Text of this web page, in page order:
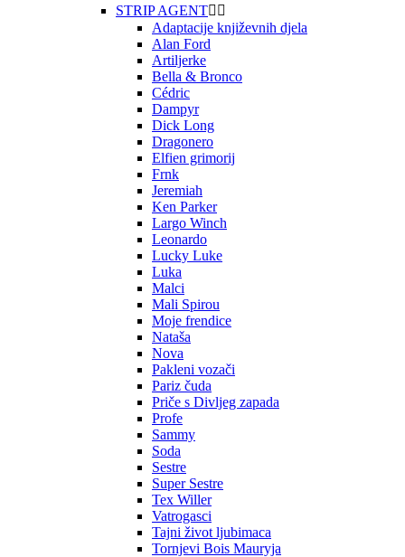
STRIP AGENT 
Adaptacije književnih djela
Alan Ford
Artiljerke
Bella & Bronco
Cédric
Dampyr
Dick Long
Dragonero
Elfien grimorij
Frnk
Jeremiah
Ken Parker
Largo Winch
Leonardo
Lucky Luke
Luka
Malci
Mali Spirou
Moje frendice
Nataša
Nova
Pakleni vozači
Pariz čuda
Priče s Divljeg zapada
Profe
Sammy
Soda
Sestre
Super Sestre
Tex Willer
Vatrogasci
Tajni život ljubimaca
Tornjevi Bois Mauryja